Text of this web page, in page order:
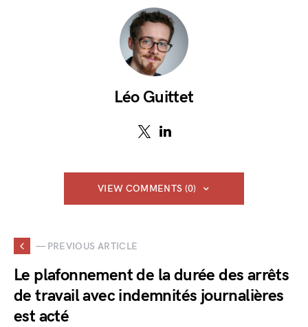
Léo Guittet
VIEW COMMENTS (0)
— PREVIOUS ARTICLE
Le plafonnement de la durée des arrêts
de travail avec indemnités journalières
est acté